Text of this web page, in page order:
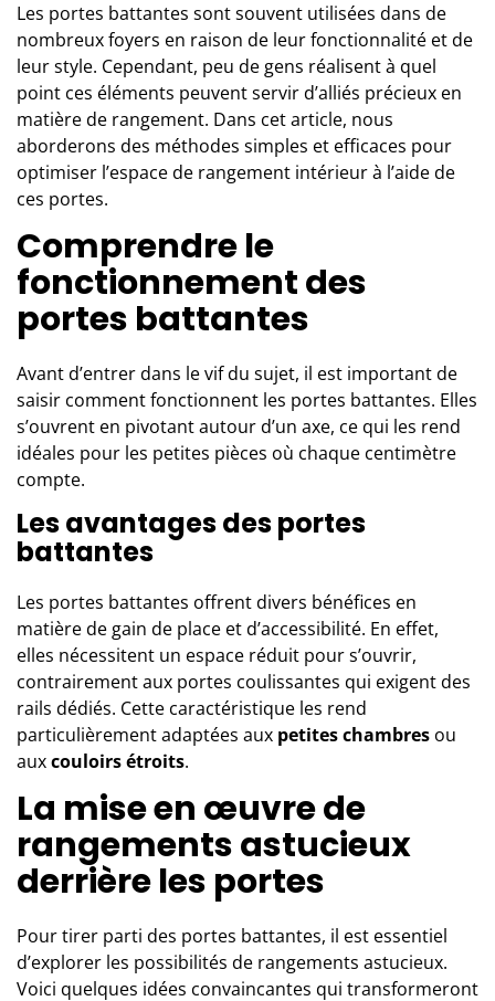
Les portes battantes sont souvent utilisées dans de
nombreux foyers en raison de leur fonctionnalité et de
leur style. Cependant, peu de gens réalisent à quel
point ces éléments peuvent servir d’alliés précieux en
matière de rangement. Dans cet article, nous
aborderons des méthodes simples et efficaces pour
optimiser l’espace de rangement intérieur à l’aide de
ces portes.
Comprendre le
fonctionnement des
portes battantes
Avant d’entrer dans le vif du sujet, il est important de
saisir comment fonctionnent les portes battantes. Elles
s’ouvrent en pivotant autour d’un axe, ce qui les rend
idéales pour les petites pièces où chaque centimètre
compte.
Les avantages des portes
battantes
Les portes battantes offrent divers bénéfices en
matière de gain de place et d’accessibilité. En effet,
elles nécessitent un espace réduit pour s’ouvrir,
contrairement aux portes coulissantes qui exigent des
rails dédiés. Cette caractéristique les rend
particulièrement adaptées aux petites chambres ou
auxcouloirs étroits.
La mise en œuvre de
rangements astucieux
derrière les portes
Pour tirer parti des portes battantes, il est essentiel
d’explorer les possibilités de rangements astucieux.
Voici quelques idées convaincantes qui transformeront